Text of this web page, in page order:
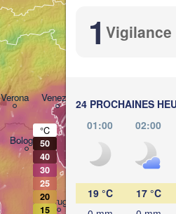
1 Vigilance
24 PROCHAINES
01:00
02:00
19 °C
17 °C
Verona Venezia
Perugia
Bologna
CROATIE
°C
50
40
30
25
20
15